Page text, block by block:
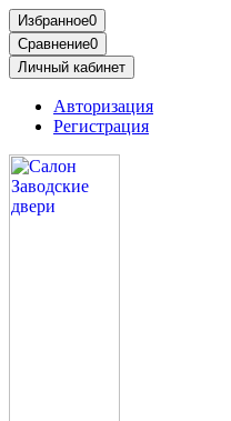
Избранное0
Сравнение0
Личный кабинет
Авторизация
Регистрация